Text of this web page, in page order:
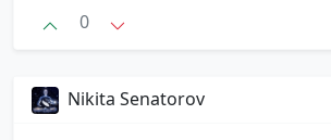
0
Nikita Senatorov